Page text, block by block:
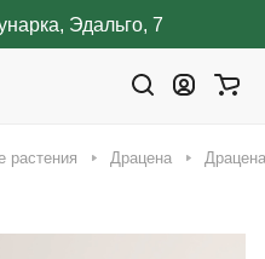
Эдальго, 7
растения Драцена